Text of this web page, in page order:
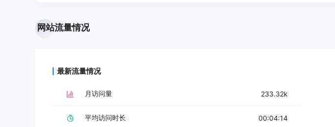
网站流量情况
最新流量情况
月访问量 233.32k
平均访问时长 00:04:14